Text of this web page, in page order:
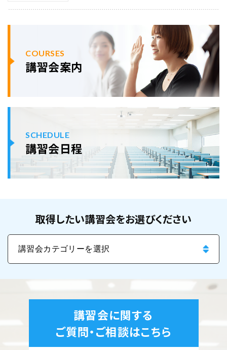
COURSES
講習会案内
SCHEDULE
講習会日程
取得したい講習会をお選びください
講習会に関する
ご質問・ご相談はこちら